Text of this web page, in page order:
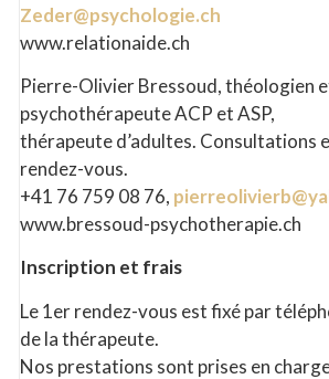
Zeder@psychologie.ch
www.relationaide.ch
Pierre-Olivier Bressoud, théologien
psychothérapeute ACP et ASP,
thérapeute d’adultes. Consultations
rendez-vous.
+41 76 759 08 76,
www.bressoud-psychotherapie.ch
Inscription et frais
Le 1er rendez-vous est fixé par
de la thérapeute.
Nos prestations sont prises en